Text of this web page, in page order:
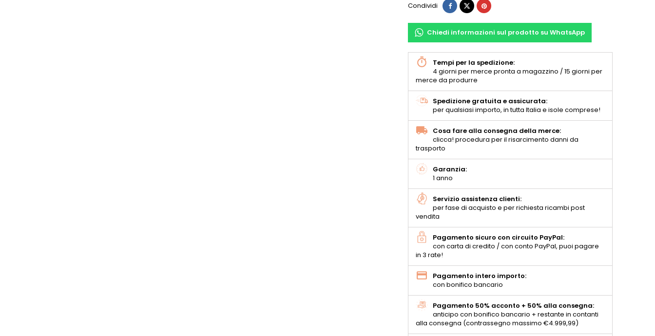
Condividi
Chiedi informazioni sul prodotto su WhatsApp
Tempi per la spedizione:
4 giorni per merce pronta a magazzino / 15 giorni per
merce da produrre
Spedizione gratuita e assicurata:
per qualsiasi importo, in tutta Italia e isole comprese!
Cosa fare alla consegna della merce:
clicca! procedura per il risarcimento danni da
trasporto
Garanzia:
1 anno
Servizio assistenza clienti:
per fase di acquisto e per richiesta ricambi post
vendita
Pagamento sicuro con circuito PayPal:
con carta di credito / con conto PayPal, puoi pagare
in 3 rate!
Pagamento intero importo:
con bonifico bancario
Pagamento 50% acconto + 50% alla consegna:
anticipo con bonifico bancario + restante in contanti
alla consegna (contrassegno massimo €4.999,99)